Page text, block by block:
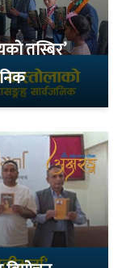
तस्बिर’